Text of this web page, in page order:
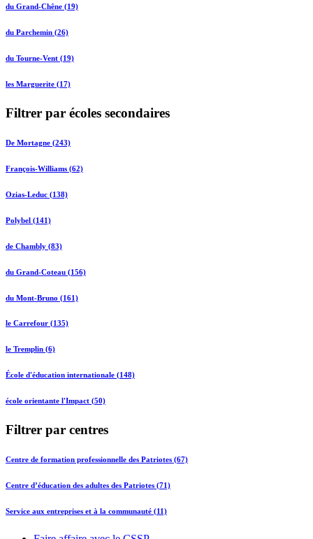
du Grand-Chêne (19)
du Parchemin (26)
du Tourne-Vent (19)
les Marguerite (17)
Filtrer par écoles secondaires
De Mortagne (243)
François-Williams (62)
Ozias-Leduc (138)
Polybel (141)
de Chambly (83)
du Grand-Coteau (156)
du Mont-Bruno (161)
le Carrefour (135)
le Tremplin (6)
École d'éducation internationale (148)
école orientante l'Impact (50)
Filtrer par centres
Centre de formation professionnelle des Patriotes (67)
Centre d’éducation des adultes des Patriotes (71)
Service aux entreprises et à la communauté (11)